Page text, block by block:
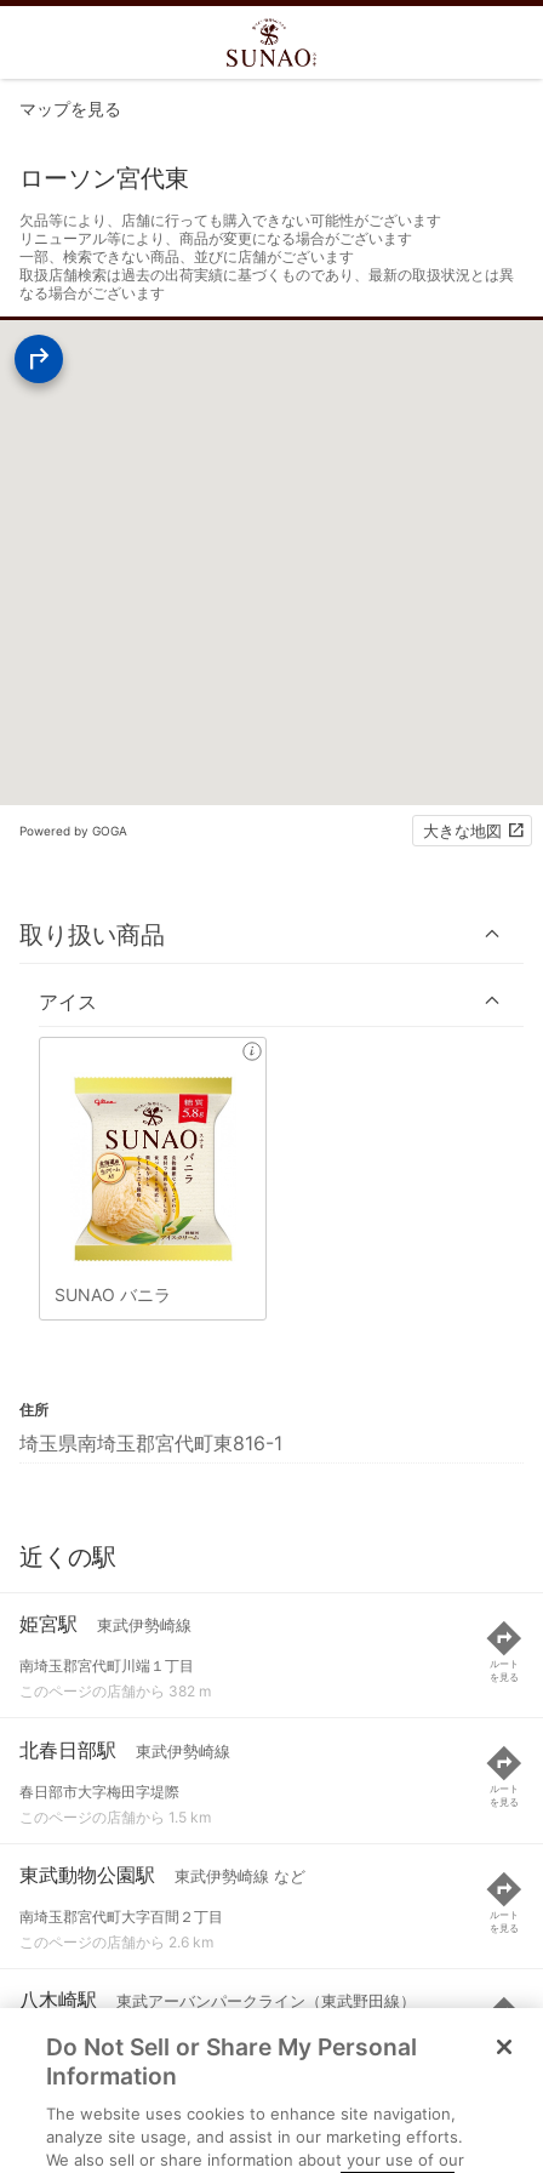
マップを見る
ローソン宮代東
欠品等により、店舗に行っても購入できない可能性がございます
リニューアル等により、商品が変更になる場合がございます
一部、検索できない商品、並びに店舗がございます
取扱店舗検索は過去の出荷実績に基づくものであり、最新の取扱状況とは異
なる場合がございます
Powered by GOGA 大きな地図
取り扱い商品
アイス
SUNAO バニラ
住所
埼玉県南埼玉郡宮代町東816-1
近くの駅
姫宮駅 東武伊勢崎線
南埼玉郡宮代町川端１丁目
このページの店舗から 382 m
ルート
を見る
北春日部駅 東武伊勢崎線
春日部市大字梅田字堤際
このページの店舗から 1.5 km
ルート
を見る
東武動物公園駅 東武伊勢崎線 など
南埼玉郡宮代町大字百間２丁目
このページの店舗から 2.6 km
ルート
を見る
八木崎駅 東武アーバンパークライン（東武野田線）
春日部市大字粕壁６９４６
このページの店舗から 2.7 km
ルート
を見る
春日部駅 東武伊勢崎線 など
春日部市粕壁１丁目
Do Not Sell or Share My Personal
Information
The website uses cookies to enhance site navigation,
analyze site usage, and assist in our marketing efforts.
We also sell or share information about your use of our